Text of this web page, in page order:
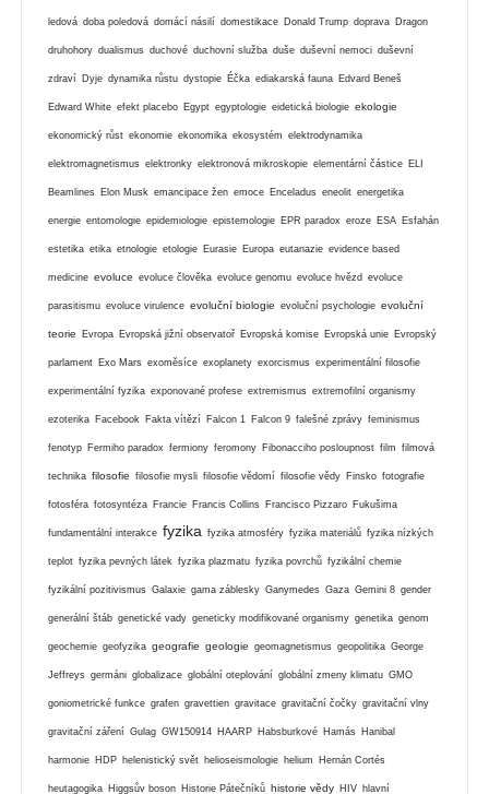
ledová doba poledová domácí násilí domestikace Donald Trump doprava Dragon
druhohory dualismus duchové duchovní služba duše duševní nemoci duševní
zdraví Dyje dynamika růstu dystopie Éčka ediakarská fauna Edvard Beneš
Edward White efekt placebo Egypt egyptologie eidetická biologie ekologie
ekonomický růst ekonomie ekonomika ekosystém elektrodynamika
elektromagnetismus elektronky elektronová mikroskopie elementární částice ELI
Beamlines Elon Musk emancipace žen emoce Enceladus eneolit energetika
energie entomologie epidemiologie epistemologie EPR paradox eroze ESA Esfahán
estetika etika etnologie etologie Eurasie Europa eutanazie evidence based
medicine evoluce evoluce člověka evoluce genomu evoluce hvězd evoluce
parasitismu evoluce virulence evoluční biologie evoluční psychologie evoluční
teorie Evropa Evropská jižní observatoř Evropská komise Evropská unie Evropský
parlament Exo Mars exoměsíce exoplanety exorcismus experimentální filosofie
experimentální fyzika exponované profese extremismus extremofilní organismy
ezoterika Facebook Fakta vítězí Falcon 1 Falcon 9 falešné zprávy feminismus
fenotyp Fermiho paradox fermiony feromony Fibonacciho posloupnost film filmová
technika filosofie filosofie mysli filosofie vědomí filosofie vědy Finsko fotografie
fotosféra fotosyntéza Francie Francis Collins Francisco Pizzaro Fukušima
fundamentální interakce fyzika fyzika atmosféry fyzika materiálů fyzika nízkých
teplot fyzika pevných látek fyzika plazmatu fyzika povrchů fyzikální chemie
fyzikální pozitivismus Galaxie gama záblesky Ganymedes Gaza Gemini 8 gender
generální štáb genetické vady geneticky modifikované organismy genetika genom
geochemie geofyzika geografie geologie geomagnetismus geopolitika George
Jeffreys germáni globalizace globální oteplování globální zmeny klimatu GMO
goniometrické funkce grafen gravettien gravitace gravitační čočky gravitační vlny
gravitační záření Gulag GW150914 HAARP Habsburkové Hamás Hanibal
harmonie HDP helenistický svět helioseismologie helium Hernán Cortés
heutagogika Higgsův boson Historie Pátečníků historie vědy HIV hlavní